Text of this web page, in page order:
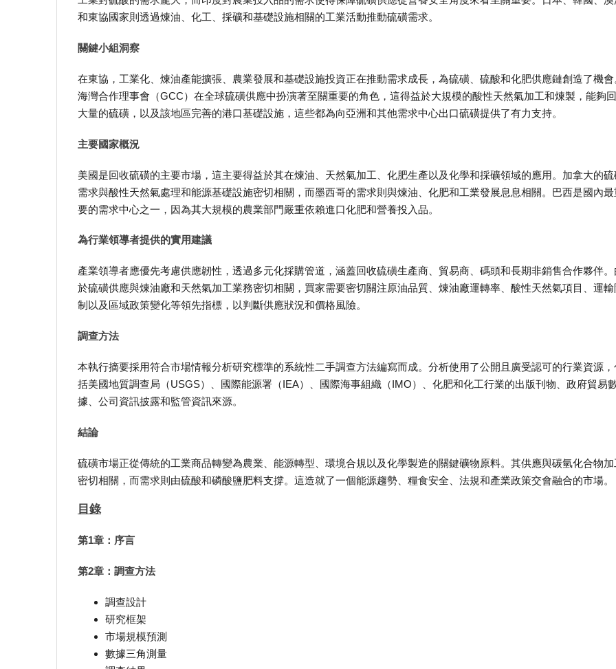
和東協國家則透過煉油、化工、採礦和基礎設施相關的工業活動推動硫磺需求。
關鍵小組洞察
在東協，工業化、煉油產能擴張、農業發展和基礎設施投資正在推動需求成長，為硫磺、硫酸和化肥供應鏈創造了機會
海灣合作理事會（GCC）在全球硫磺供應中扮演著至關重要的角色，這得益於大規模的酸性天然氣加工和煉製，能夠
大量的硫磺，以及該地區完善的港口基礎設施，這些都為向亞洲和其他需求中心出口硫磺提供了有力支持。
主要國家概況
美國是回收硫磺的主要市場，這主要得益於其在煉油、天然氣加工、化肥生產以及化學和採礦領域的應用。加拿大的硫
需求與酸性天然氣處理和能源基礎設施密切相關，而墨西哥的需求則與煉油、化肥和工業發展息息相關。巴西是國內最
要的需求中心之一，因為其大規模的農業部門嚴重依賴進口化肥和營養投入品。
為行業領導者提供的實用建議
產業領導者應優先考慮供應韌性，透過多元化採購管道，涵蓋回收硫磺生產商、貿易商、碼頭和長期非銷售合作夥伴。
於硫磺供應與煉油廠和天然氣加工業務密切相關，買家需要密切關注原油品質、煉油廠運轉率、酸性天然氣項目、運輸
制以及區域政策變化等領先指標，以判斷供應狀況和價格風險。
調查方法
本執行摘要採用符合市場情報分析研究標準的系統性二手調查方法編寫而成。分析使用了公開且廣受認可的行業資源，
括美國地質調查局（USGS）、國際能源署（IEA）、國際海事組織（IMO）、化肥和化工行業的出版刊物、政府貿易
據、公司資訊披露和監管資訊來源。
結論
硫磺市場正從傳統的工業商品轉變為農業、能源轉型、環境合規以及化學製造的關鍵礦物原料。其供應與碳氫化合物加
密切相關，而需求則由硫酸和磷酸鹽肥料支撐。這造就了一個能源趨勢、糧食安全、法規和產業政策交會融合的市場。
目錄
第1章：序言
第2章：調查方法
調查設計
研究框架
市場規模預測
數據三角測量